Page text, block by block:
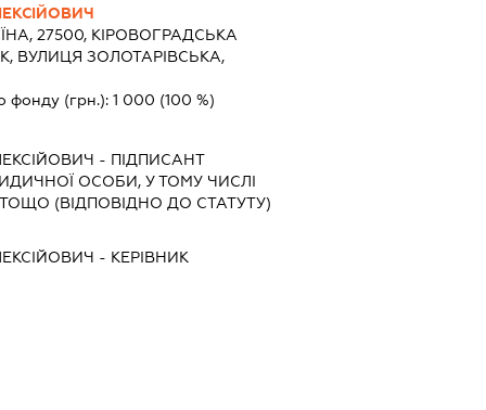
27500, КІРОВОГРАДСЬКА
ВУЛИЦЯ ЗОЛОТАРІВСЬКА,
фонду (грн.): 1 000 (100 %)
- ПІДПИСАНТ
ОСОБИ, У ТОМУ ЧИСЛІ
(ВІДПОВІДНО ДО СТАТУТУ)
- КЕРІВНИК